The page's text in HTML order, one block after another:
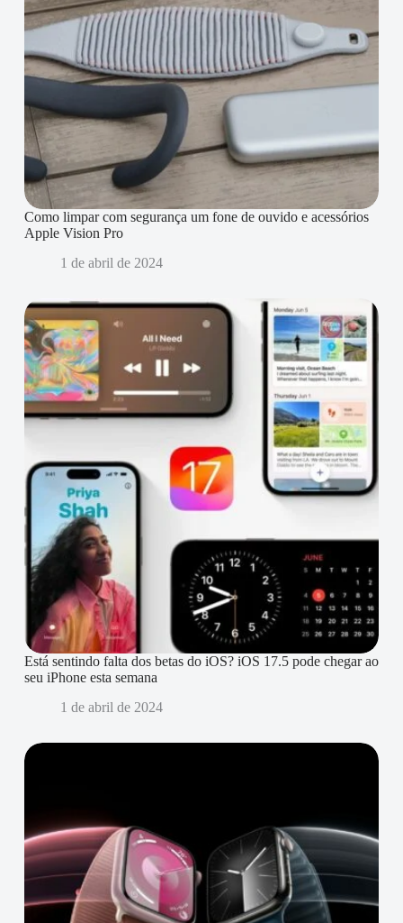
Como limpar com segurança um fone de ouvido e acessórios
Apple Vision Pro
1 de abril de 2024
Está sentindo falta dos betas do iOS? iOS 17.5 pode chegar ao
seu iPhone esta semana
1 de abril de 2024